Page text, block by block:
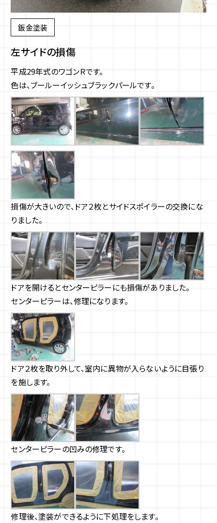
鈑金塗装
左サイドの損傷
平成29年式のワゴンＲです。
色は、ブールーイッシュブラックパールです。
損傷が大きいので、ドア２枚とサイドスポイラーの交換にな
りました。
ドアを開けるとセンターピラーにも損傷がありました。
センターピラーは、修理になります。
ドア２枚を取り外して、室内に異物が入らないように目張り
を施します。
センターピラーの凹みの修理です。
修理後、塗装ができるように下処理をします。